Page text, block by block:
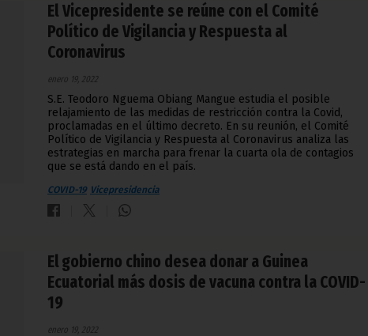
El Vicepresidente se reúne con el Comité
Político de Vigilancia y Respuesta al
Coronavirus
enero 19, 2022
S.E. Teodoro Nguema Obiang Mangue estudia el posible
relajamiento de las medidas de restricción contra la Covid,
proclamadas en el último decreto. En su reunión, el Comité
Político de Vigilancia y Respuesta al Coronavirus analiza las
estrategias en marcha para frenar la cuarta ola de contagios
que se está dando en el país.
COVID-19 Vicepresidencia
El gobierno chino desea donar a Guinea
Ecuatorial más dosis de vacuna contra la COVID-
19
enero 19, 2022